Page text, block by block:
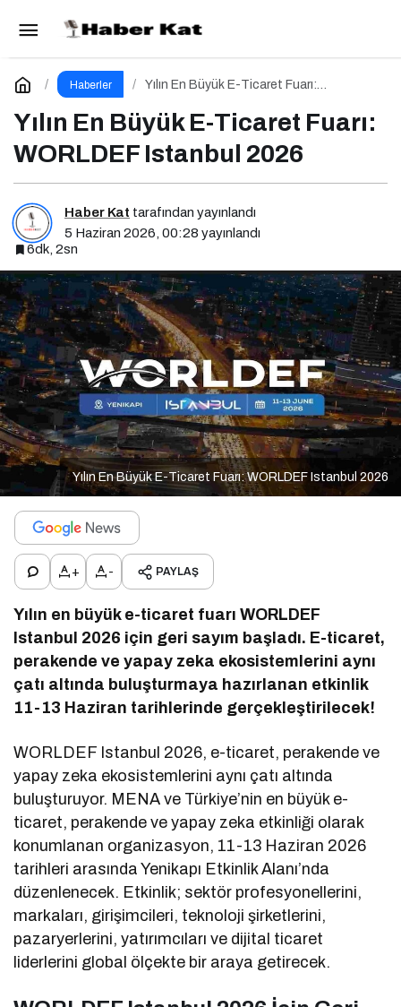
Haberler
Yılın En Büyük E-Ticaret Fuarı:
Yılın En Büyük E-Ticaret Fuarı:
WORLDEF Istanbul 2026
Haber Kat tarafından yayınlandı
5 Haziran 2026, 00:28 yayınlandı
6dk, 2sn
Yılın En Büyük E-Ticaret Fuarı: WORLDEF Istanbul 2026
+ - PAYLAŞ
Yılın en büyük e-ticaret fuarı WORLDEF
Istanbul 2026 için geri sayım başladı. E-ticaret,
perakende ve yapay zeka ekosistemlerini aynı
çatı altında buluşturmaya hazırlanan etkinlik
11-13 Haziran tarihlerinde gerçekleştirilecek!
WORLDEF Istanbul 2026, e-ticaret, perakende ve
yapay zeka ekosistemlerini aynı çatı altında
buluşturuyor. MENA ve Türkiye’nin en büyük e-
ticaret, perakende ve yapay zeka etkinliği olarak
konumlanan organizasyon, 11-13 Haziran 2026
tarihleri arasında Yenikapı Etkinlik Alanı’nda
düzenlenecek. Etkinlik; sektör profesyonellerini,
markaları, girişimcileri, teknoloji şirketlerini,
pazaryerlerini, yatırımcıları ve dijital ticaret
liderlerini global ölçekte bir araya getirecek.
Bayram Hareketliliği Avrupa Hayallerini
Tetikledi
Yorum Yap